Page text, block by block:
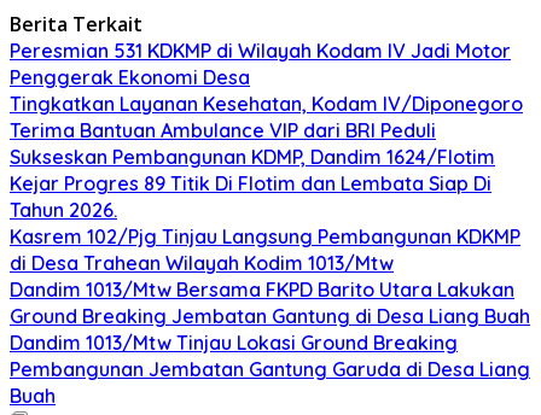
Berita Terkait
Peresmian 531 KDKMP di Wilayah Kodam IV Jadi Motor
Penggerak Ekonomi Desa
Tingkatkan Layanan Kesehatan, Kodam IV/Diponegoro
Terima Bantuan Ambulance VIP dari BRI Peduli
Sukseskan Pembangunan KDMP, Dandim 1624/Flotim
Kejar Progres 89 Titik Di Flotim dan Lembata Siap Di
Tahun 2026.
Kasrem 102/Pjg Tinjau Langsung Pembangunan KDKMP
di Desa Trahean Wilayah Kodim 1013/Mtw
Dandim 1013/Mtw Bersama FKPD Barito Utara Lakukan
Ground Breaking Jembatan Gantung di Desa Liang Buah
Dandim 1013/Mtw Tinjau Lokasi Ground Breaking
Pembangunan Jembatan Gantung Garuda di Desa Liang
Buah